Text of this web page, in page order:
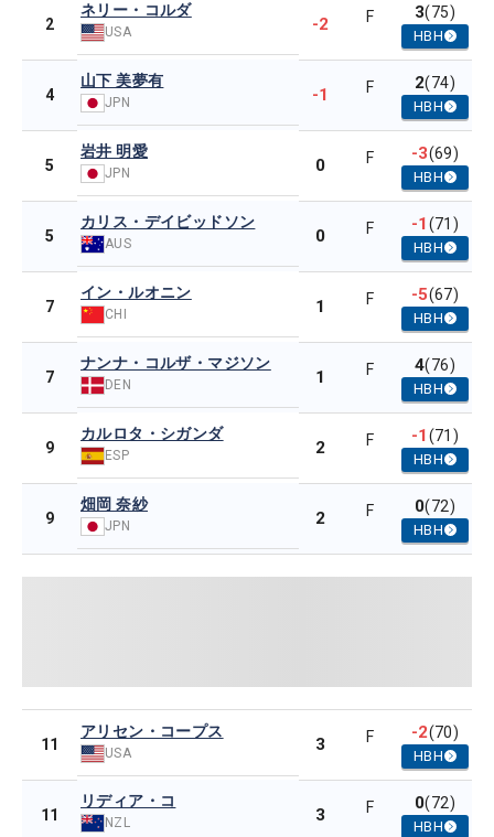
2
ネリー・コルダ
USA -2 F 3(75)
HBH
4
山下 美夢有
JPN -1 F 2(74)
HBH
5
岩井 明愛
JPN 0 F -3(69)
HBH
5
カリス・デイビッドソン
AUS 0 F -1(71)
HBH
7
イン・ルオニン
CHI 1 F -5(67)
HBH
7
ナンナ・コルザ・マジソン
DEN 1 F 4(76)
HBH
9
カルロタ・シガンダ
ESP 2 F -1(71)
HBH
9
畑岡 奈紗
JPN 2 F 0(72)
HBH
11
アリセン・コープス
USA 3 F -2(70)
HBH
11
リディア・コ
NZL 3 F 0(72)
HBH